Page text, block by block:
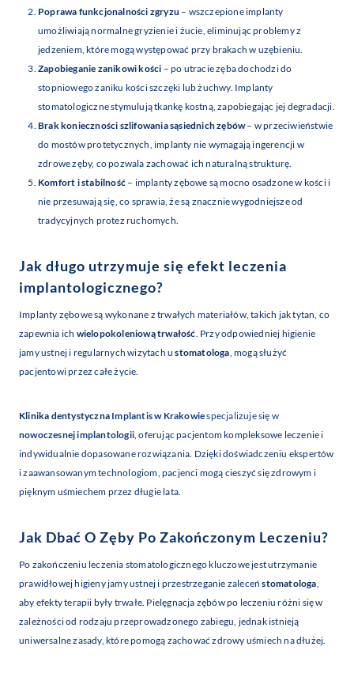
Poprawa funkcjonalności zgryzu – wszczepione implanty
umożliwiają normalne gryzienie i żucie, eliminując problemy z
jedzeniem, które mogą występować przy brakach w uzębieniu.
Zapobieganie zanikowi kości – po utracie zęba dochodzi do
stopniowego zaniku kości szczęki lub żuchwy. Implanty
stomatologiczne stymulują tkankę kostną, zapobiegając jej degradacji.
Brak konieczności szlifowania sąsiednich zębów– w przeciwieństwie
do mostów protetycznych, implanty nie wymagają ingerencji w
zdrowe zęby, co pozwala zachować ich naturalną strukturę.
Komfort i stabilność – implanty zębowe są mocno osadzone w kości i
nie przesuwają się, co sprawia, że są znacznie wygodniejsze od
tradycyjnych protez ruchomych.
Jak długo utrzymuje się efekt leczenia
implantologicznego?
Implanty zębowe są wykonane z trwałych materiałów, takich jak tytan, co
zapewnia ich wielopokoleniową trwałość. Przy odpowiedniej higienie
jamy ustnej i regularnych wizytach ustomatologa, mogą służyć
pacjentowi przez całe życie.
Klinika dentystyczna Implantis w Krakowiespecjalizuje się w
nowoczesnej implantologii, oferując pacjentom kompleksowe leczenie i
indywidualnie dopasowane rozwiązania. Dzięki doświadczeniu ekspertów
i zaawansowanym technologiom, pacjenci mogą cieszyć się zdrowym i
pięknym uśmiechem przez długie lata.
Jak Dbać O Zęby Po Zakończonym Leczeniu?
Po zakończeniu leczenia stomatologicznego kluczowe jest utrzymanie
prawidłowej higieny jamy ustnej i przestrzeganie zaleceństomatologa,
aby efekty terapii były trwałe. Pielęgnacja zębów po leczeniu różni się w
zależności od rodzaju przeprowadzonego zabiegu, jednak istnieją
uniwersalne zasady, które pomogą zachować zdrowy uśmiech na dłużej.